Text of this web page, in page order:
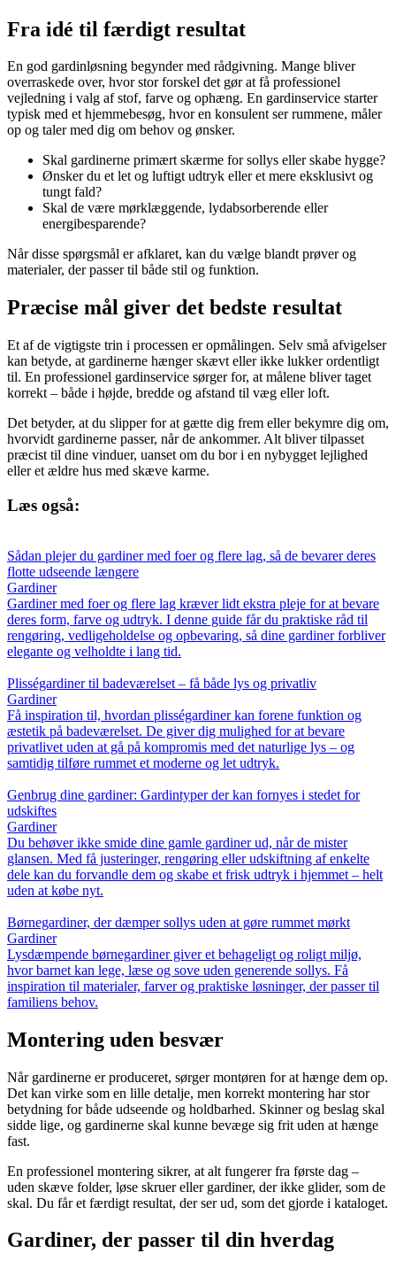
Fra idé til færdigt resultat
En god gardinløsning begynder med rådgivning. Mange bliver
overraskede over, hvor stor forskel det gør at få professionel
vejledning i valg af stof, farve og ophæng. En gardinservice starter
typisk med et hjemmebesøg, hvor en konsulent ser rummene, måler
op og taler med dig om behov og ønsker.
Skal gardinerne primært skærme for sollys eller skabe hygge?
Ønsker du et let og luftigt udtryk eller et mere eksklusivt og
tungt fald?
Skal de være mørklæggende, lydabsorberende eller
energibesparende?
Når disse spørgsmål er afklaret, kan du vælge blandt prøver og
materialer, der passer til både stil og funktion.
Præcise mål giver det bedste resultat
Et af de vigtigste trin i processen er opmålingen. Selv små afvigelser
kan betyde, at gardinerne hænger skævt eller ikke lukker ordentligt
til. En professionel gardinservice sørger for, at målene bliver taget
korrekt – både i højde, bredde og afstand til væg eller loft.
Det betyder, at du slipper for at gætte dig frem eller bekymre dig om,
hvorvidt gardinerne passer, når de ankommer. Alt bliver tilpasset
præcist til dine vinduer, uanset om du bor i en nybygget lejlighed
eller et ældre hus med skæve karme.
Læs også:
Sådan plejer du gardiner med foer og flere lag, så de bevarer deres
flotte udseende længere
Gardiner
Gardiner med foer og flere lag kræver lidt ekstra pleje for at bevare
deres form, farve og udtryk. I denne guide får du praktiske råd til
rengøring, vedligeholdelse og opbevaring, så dine gardiner forbliver
elegante og velholdte i lang tid.
Plisségardiner til badeværelset – få både lys og privatliv
Gardiner
Få inspiration til, hvordan plisségardiner kan forene funktion og
æstetik på badeværelset. De giver dig mulighed for at bevare
privatlivet uden at gå på kompromis med det naturlige lys – og
samtidig tilføre rummet et moderne og let udtryk.
Genbrug dine gardiner: Gardintyper der kan fornyes i stedet for
udskiftes
Gardiner
Du behøver ikke smide dine gamle gardiner ud, når de mister
glansen. Med få justeringer, rengøring eller udskiftning af enkelte
dele kan du forvandle dem og skabe et frisk udtryk i hjemmet – helt
uden at købe nyt.
Børnegardiner, der dæmper sollys uden at gøre rummet mørkt
Gardiner
Lysdæmpende børnegardiner giver et behageligt og roligt miljø,
hvor barnet kan lege, læse og sove uden generende sollys. Få
inspiration til materialer, farver og praktiske løsninger, der passer til
familiens behov.
Montering uden besvær
Når gardinerne er produceret, sørger montøren for at hænge dem op.
Det kan virke som en lille detalje, men korrekt montering har stor
betydning for både udseende og holdbarhed. Skinner og beslag skal
sidde lige, og gardinerne skal kunne bevæge sig frit uden at hænge
fast.
En professionel montering sikrer, at alt fungerer fra første dag –
uden skæve folder, løse skruer eller gardiner, der ikke glider, som de
skal. Du får et færdigt resultat, der ser ud, som det gjorde i kataloget.
Gardiner, der passer til din hverdag